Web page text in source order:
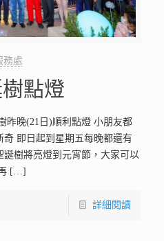
務處
點燈
昨晚(21日)順利點燈 小朋友都
即日起到星期五每晚都還有
樹將亮燈到元宵節，大家可以
[…]
詳細閱讀